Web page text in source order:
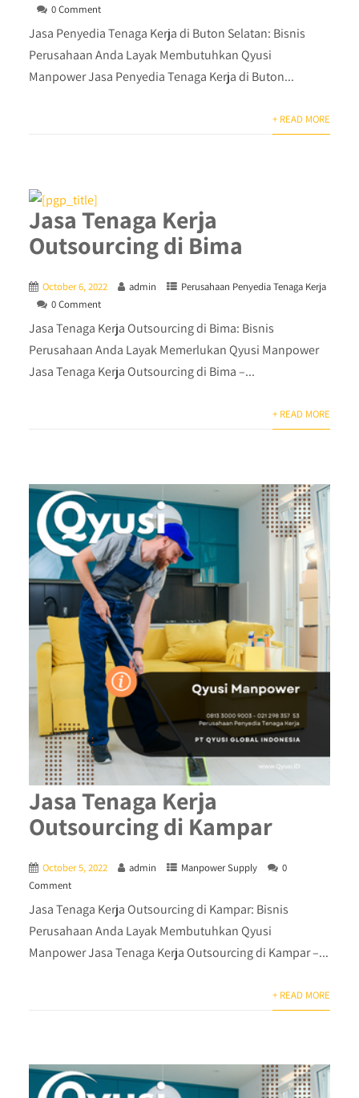
0 Comment
Jasa Penyedia Tenaga Kerja di Buton Selatan: Bisnis
Perusahaan Anda Layak Membutuhkan Qyusi
Manpower Jasa Penyedia Tenaga Kerja di Buton...
+ READ MORE
Jasa Tenaga Kerja
Outsourcing di Bima
October 6, 2022 admin
Perusahaan Penyedia Tenaga Kerja
0 Comment
Jasa Tenaga Kerja Outsourcing di Bima: Bisnis
Perusahaan Anda Layak Memerlukan Qyusi Manpower
Jasa Tenaga Kerja Outsourcing di Bima –...
+ READ MORE
Jasa Tenaga Kerja
Outsourcing di Kampar
October 5, 2022 admin Manpower Supply
0
Comment
Jasa Tenaga Kerja Outsourcing di Kampar: Bisnis
Perusahaan Anda Layak Membutuhkan Qyusi
Manpower Jasa Tenaga Kerja Outsourcing di Kampar –...
+ READ MORE